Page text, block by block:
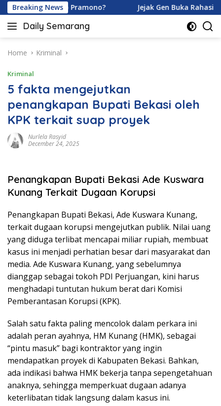
Skip
to
content
Breaking News
dan Ardhito Pramono? Jejak Gen Buka Rahasia
Daily Semarang
"Semarang
Ini:
Terkini
untuk
Anda"
Home Kriminal
Kriminal
5 fakta mengejutkan
penangkapan Bupati Bekasi oleh
KPK terkait suap proyek
Nurlela Rasyid
December 24, 2025
Penangkapan Bupati Bekasi Ade Kuswara
Kunang Terkait Dugaan Korupsi
Penangkapan Bupati Bekasi, Ade Kuswara Kunang,
terkait dugaan korupsi mengejutkan publik. Nilai uang
yang diduga terlibat mencapai miliar rupiah, membuat
kasus ini menjadi perhatian besar dari masyarakat dan
media. Ade Kuswara Kunang, yang sebelumnya
dianggap sebagai tokoh PDI Perjuangan, kini harus
menghadapi tuntutan hukum berat dari Komisi
Pemberantasan Korupsi (KPK).
Salah satu fakta paling mencolok dalam perkara ini
adalah peran ayahnya, HM Kunang (HMK), sebagai
“pintu masuk” bagi kontraktor yang ingin
mendapatkan proyek di Kabupaten Bekasi. Bahkan,
ada indikasi bahwa HMK bekerja tanpa sepengetahuan
anaknya, sehingga memperkuat dugaan adanya
keterlibatan tidak langsung dalam kasus ini.